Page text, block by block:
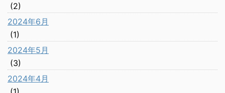
(2)
2024年6月
(1)
2024年5月
(3)
2024年4月